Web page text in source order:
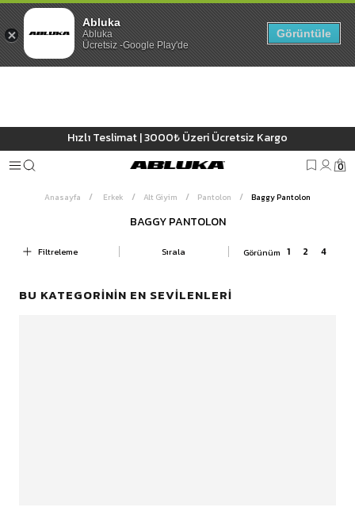
3500 TL ve üzeri %5, 5000 TL ve üzeri %10 Sepette Ekstra İndirim
0
Anasayfa Erkek Alt Giyim Pantolon Baggy Pantolon
BAGGY PANTOLON
Filtreleme Sırala
BU KATEGORININ EN SEVILENLERI
Abluka
Abluka
Ücretsiz -Google Play'de
Görüntüle